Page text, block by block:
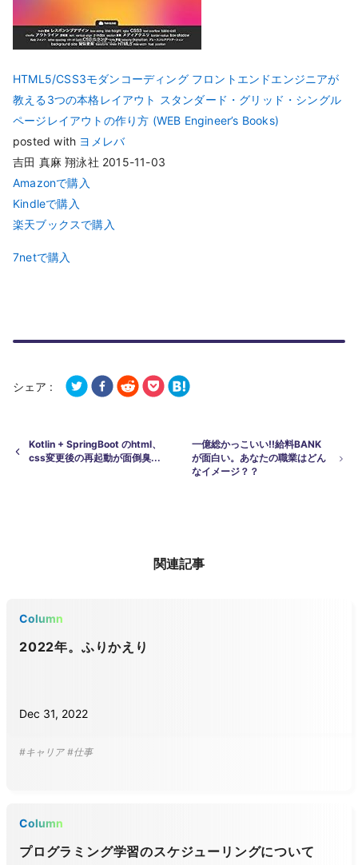
HTML5/CSS3モダンコーディング フロントエンドエンジニアが
教える3つの本格レイアウト スタンダード・グリッド・シングル
ページレイアウトの作り方 (WEB Engineer’s Books)
posted with ヨメレバ
吉田 真麻 翔泳社 2015-11-03
Amazonで購入
Kindleで購入
楽天ブックスで購入
7netで購入
シェア :
Kotlin + SpringBoot のhtml、
css変更後の再起動が面倒臭...
一億総かっこいい!!給料BANK
が面白い。あなたの職業はどん
なイメージ？？
関連記事
Column
2022年。ふりかえり
Dec 31, 2022
#キャリア #仕事
Column
プログラミング学習のスケジューリングについて